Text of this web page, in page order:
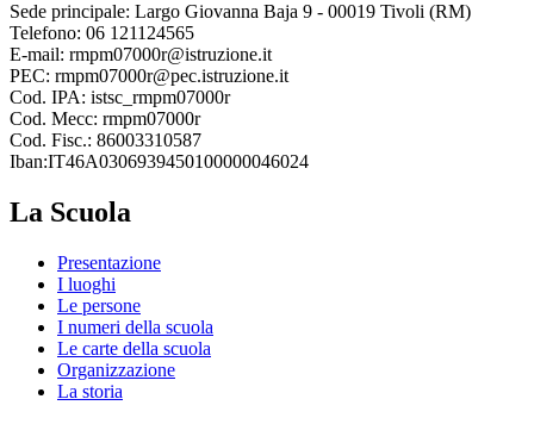
Sede principale: Largo Giovanna Baja 9 - 00019 Tivoli (RM)
Telefono: 06 121124565
E-mail: rmpm07000r@istruzione.it
PEC: rmpm07000r@pec.istruzione.it
Cod. IPA: istsc_rmpm07000r
Cod. Mecc: rmpm07000r
Cod. Fisc.: 86003310587
Iban:IT46A0306939450100000046024
La Scuola
Presentazione
I luoghi
Le persone
I numeri della scuola
Le carte della scuola
Organizzazione
La storia